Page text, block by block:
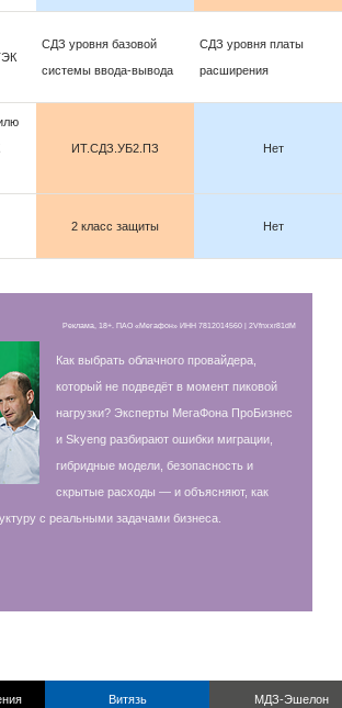
СДЗ уровня базовой
системы ввода-вывода
СДЗ уровня платы
расширения
ИТ.СДЗ.УБ2.ПЗ Нет
2 класс защиты Нет
Реклама, 18+. ПАО «Мегафон» ИНН 7812014560 | 2Vfnxxr81dM
Как выбрать облачного провайдера,
который не подведёт в момент пиковой
нагрузки? Эксперты МегаФона ПроБизнес
и Skyeng разбирают ошибки миграции,
гибридные модели, безопасность и
скрытые расходы — и объясняют, как
с реальными задачами бизнеса.
Витязь МДЗ-Эшелон